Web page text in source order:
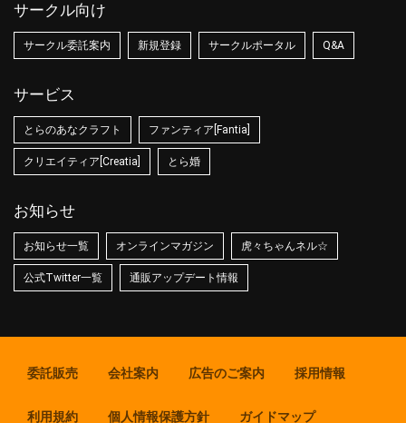
サークル向け
サークル委託案内 新規登録 サークルポータル Q&A
サービス
とらのあなクラフト ファンティア[Fantia]
クリエイティア[Creatia] とら婚
お知らせ
お知らせ一覧 オンラインマガジン 虎々ちゃんネル☆
公式Twitter一覧 通販アップデート情報
委託販売 会社案内 広告のご案内 採用情報
利用規約 個人情報保護方針 ガイドマップ